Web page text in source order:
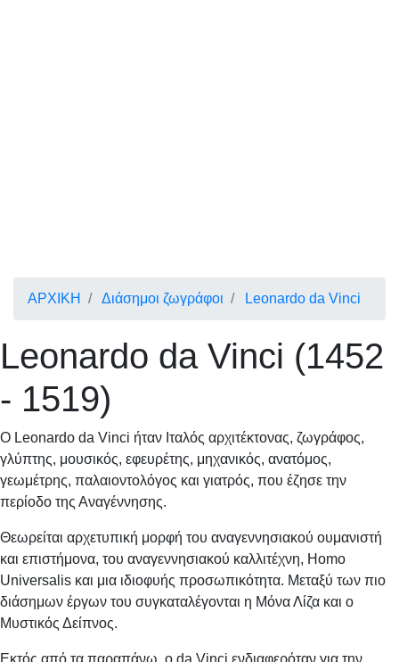
ΑΡΧΙΚΗ Διάσημοι ζωγράφοι Leonardo da Vinci
Leonardo da Vinci (1452
- 1519)
Ο Leonardo da Vinci ήταν Ιταλός αρχιτέκτονας, ζωγράφος,
γλύπτης, μουσικός, εφευρέτης, μηχανικός, ανατόμος,
γεωμέτρης, παλαιοντολόγος και γιατρός, που έζησε την
περίοδο της Αναγέννησης.
Θεωρείται αρχετυπική μορφή του αναγεννησιακού ουμανιστή
και επιστήμονα, του αναγεννησιακού καλλιτέχνη, Homo
Universalis και μια ιδιοφυής προσωπικότητα. Μεταξύ των πιο
διάσημων έργων του συγκαταλέγονται η Μόνα Λίζα και ο
Μυστικός Δείπνος.
Εκτός από τα παραπάνω, ο da Vinci ενδιαφερόταν για την